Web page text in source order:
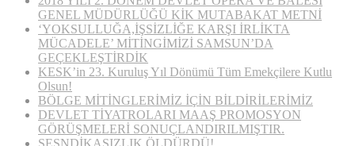
GENEL MÜDÜRLÜĞÜ KİK MUTABAKAT METNİ
‘YOKSULLUĞA,İŞSİZLİĞE KARŞI İRLİKTA
MÜCADELE’ MİTİNGİMİZİ SAMSUN’DA
GEÇEKLEŞTİRDİK
KESK’in 23. Kuruluş Yıl Dönümü Tüm Emekçilere Kutlu
Olsun!
BÖLGE MİTİNGLERİMİZ İÇİN BİLDİRİLERİMİZ
DEVLET TİYATROLARI MAAŞ PROMOSYON
GÖRÜŞMELERİ SONUÇLANDIRILMIŞTIR.
SESNDİKASIZLIK ÖLDÜRDÜ!